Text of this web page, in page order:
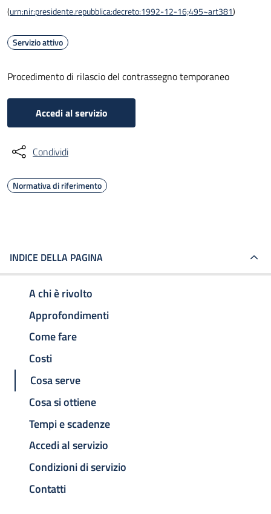
(urn:nir:presidente.repubblica:decreto:1992-12-16;495~art381)
Servizio attivo
Procedimento di rilascio del contrassegno temporaneo
Accedi al servizio
Condividi
Normativa di riferimento
INDICE DELLA PAGINA
A chi è rivolto
Approfondimenti
Come fare
Costi
Cosa serve
Cosa si ottiene
Tempi e scadenze
Accedi al servizio
Condizioni di servizio
Contatti